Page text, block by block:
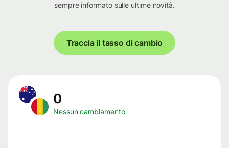
sempre informato sulle ultime novità.
Traccia il tasso di cambio
0
Nessun cambiamento